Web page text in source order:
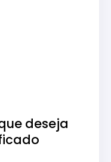
deseja